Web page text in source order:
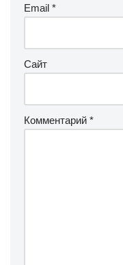
Email *
Сайт
Комментарий *